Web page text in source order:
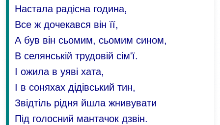
Настала радісна година,
Все ж дочекався він її,
А був він сьомим, сьомим сином,
В селянській трудовій сім'ї.
І ожила в уяві хата,
І в соняхах дідівський тин,
Звідтіль рідня йшла жнивувати
Під голосний мантачок дзвін.